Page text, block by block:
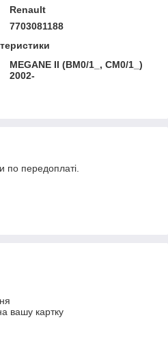
Renault
7703081188
MEGANE II (BM0/1_, CM0/1_)
2002-
по передоплаті.
вашу картку